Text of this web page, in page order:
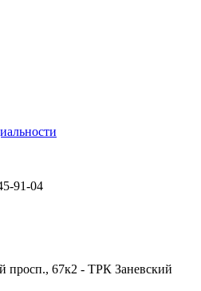
91-04
просп., 67к2 - ТРК Заневский